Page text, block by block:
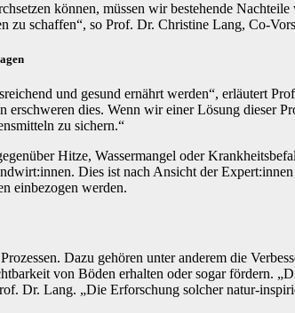
können, müssen wir bestehende
zu schaffen“, so Prof. Dr. Christine Lang, Co-
und gesund ernährt werden“,
erschweren dies. Wenn wir einer Lösung
zu sichern.“
Hitze, Wassermangel oder
Dies ist nach Ansicht der
einbezogen werden.
Dazu gehören unter anderem die
von Böden erhalten oder sogar fördern.
Dr. Lang. „Die Erforschung solcher natur-